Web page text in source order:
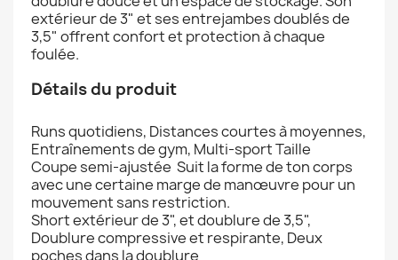
extérieur de 3" et ses entrejambes doublés de
3,5" offrent confort et protection à chaque
foulée.
Détails du produit
Runs quotidiens, Distances courtes à moyennes,
Entraînements de gym, Multi-sport Taille
Coupe semi-ajustée Suit la forme de ton corps
avec une certaine marge de manœuvre pour un
mouvement sans restriction.
Short extérieur de 3", et doublure de 3,5",
Doublure compressive et respirante, Deux
poches dans la doublure